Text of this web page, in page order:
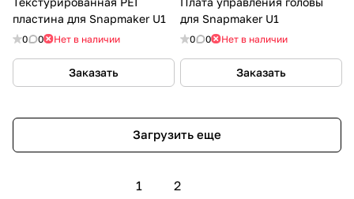
пластина для Snapmaker U1
0 0 Нет в наличии
Заказать
для Snapmaker U1
0 0 Нет в наличии
Заказать
Загрузить еще
1 2